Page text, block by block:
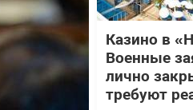
Казино в
Военные
лично
требуют